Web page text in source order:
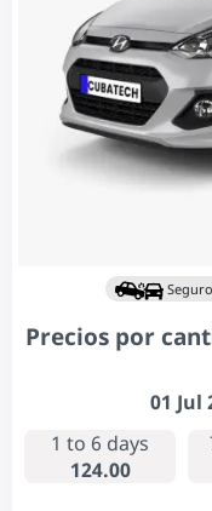
Precios por
01 Jul
1 to 6 days
124.00